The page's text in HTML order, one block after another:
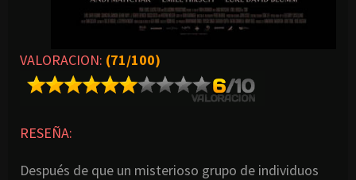
VALORACION: (71/100)
RESEÑA:
Después de que un misterioso grupo de individuos